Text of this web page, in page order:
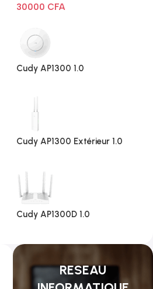
RESEAU
30000 CFA
Cudy AP1300 1.0
Cudy AP1300 Extérieur 1.0
Cudy AP1300D 1.0